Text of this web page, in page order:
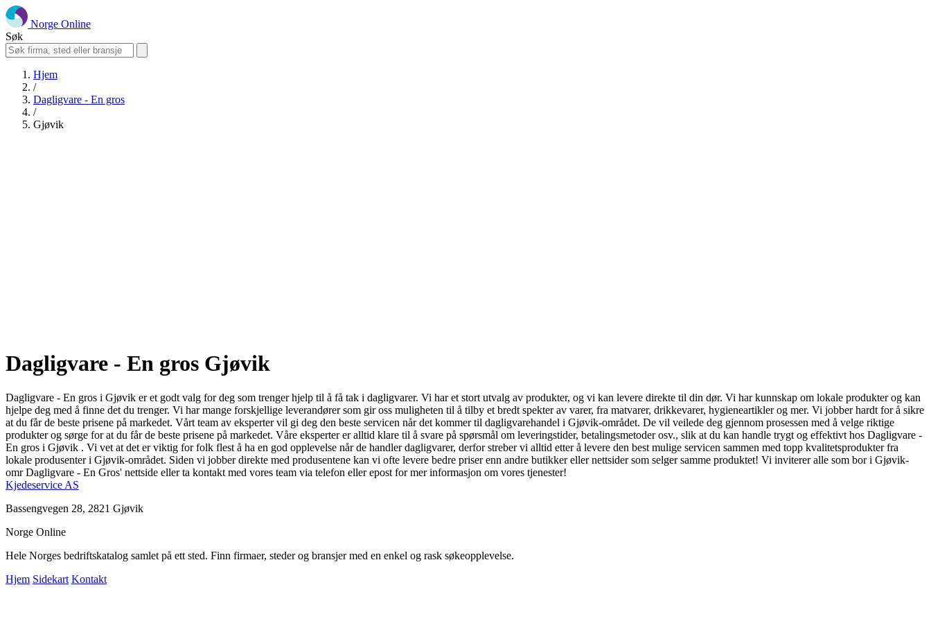
Norge Online
Søk
Hjem
/
Dagligvare - En gros
/
Gjøvik
Dagligvare - En gros Gjøvik
Dagligvare - En gros i Gjøvik er et godt valg for deg som trenger hjelp til å få tak i dagligvarer. Vi har et stort utvalg av produkter, og vi kan levere direkte til din dør. Vi har kunnskap om lokale produkter og kan
hjelpe deg med å finne det du trenger. Vi har mange forskjellige leverandører som gir oss muligheten til å tilby et bredt spekter av varer, fra matvarer, drikkevarer, hygieneartikler og mer. Vi jobber hardt for å sikre
at du får de beste prisene på markedet. Vårt team av eksperter vil gi deg den beste servicen når det kommer til dagligvarehandel i Gjøvik-området. De vil veilede deg gjennom prosessen med å velge riktige
produkter og sørge for at du får de beste prisene på markedet. Våre eksperter er alltid klare til å svare på spørsmål om leveringstider, betalingsmetoder osv., slik at du kan handle trygt og effektivt hos Dagligvare -
En gros i Gjøvik . Vi vet at det er viktig for folk flest å ha en god opplevelse når de handler dagligvarer, derfor streber vi alltid etter å levere den best mulige servicen sammen med topp kvalitetsprodukter fra
lokale produsenter i Gjøvik-området. Siden vi jobber direkte med produsentene kan vi ofte levere bedre priser enn andre butikker eller nettsider som selger samme produktet! Vi inviterer alle som bor i Gjøvik-
omr Dagligvare - En Gros' nettside eller ta kontakt med vores team via telefon eller epost for mer informasjon om vores tjenester!
Kjedeservice AS
Bassengvegen 28, 2821 Gjøvik
Norge Online
Hele Norges bedriftskatalog samlet på ett sted. Finn firmaer, steder og bransjer med en enkel og rask søkeopplevelse.
Hjem Sidekart Kontakt